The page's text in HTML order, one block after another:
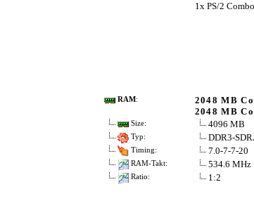
1x PS/2
RAM:
2048 MB
2048 MB
Size: 4096 MB
Typ: DDR3-
Timing: 7.0-7-7-20
RAM-Takt: 534.6 MHz
Ratio: 1:2